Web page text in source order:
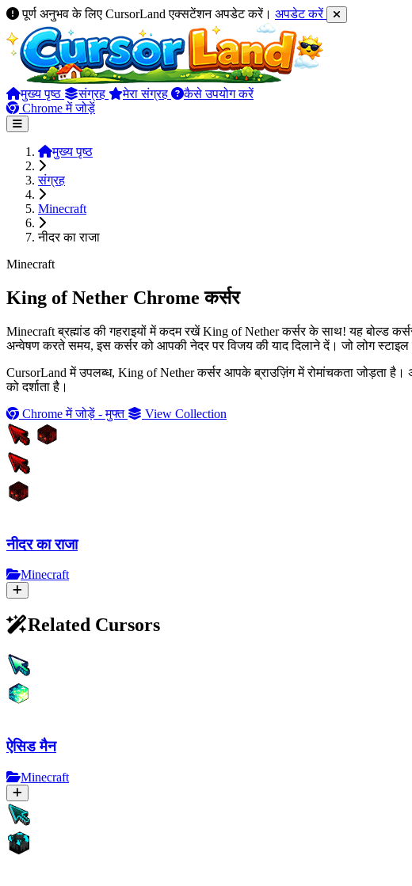
पूर्ण अनुभव के लिए CursorLand एक्सटेंशन अपडेट करें। अपडेट करें
मुख्य पृष्ठ संग्रह मेरा संग्रह
कैसे उपयोग करें
Chrome में जोड़ें
मुख्य पृष्ठ
संग्रह
Minecraft
नीदर का राजा
Minecraft
King of Nether Chrome कर्सर
Minecraft ब्रह्मांड की गहराइयों में कदम रखें King of Nether कर्सर के साथ! यह बोल्ड
अन्वेषण करते समय, इस कर्सर को आपकी नेदर पर विजय की याद दिलाने दें। जो लोग
CursorLand में उपलब्ध, King of Nether कर्सर आपके ब्राउज़िंग में रोमांचकता जोड़ता
को दर्शाता है।
Chrome में जोड़ें - मुफ्त
View Collection
नीदर का राजा
Minecraft
Related Cursors
ऐसिड मैन
Minecraft